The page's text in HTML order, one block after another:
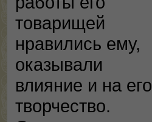
товарищей
нравились ему,
оказывали
влияние и на его
творчество.